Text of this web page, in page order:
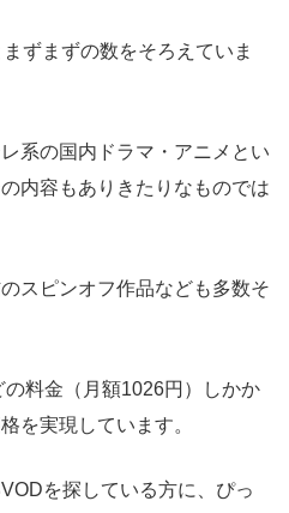
ずまずの数をそろえていま
系の国内ドラマ・アニメとい
内容もありきたりなものでは
スピンオフ作品なども多数そ
料金（月額1026円）しかか
を実現しています。
を探している方に、ぴっ